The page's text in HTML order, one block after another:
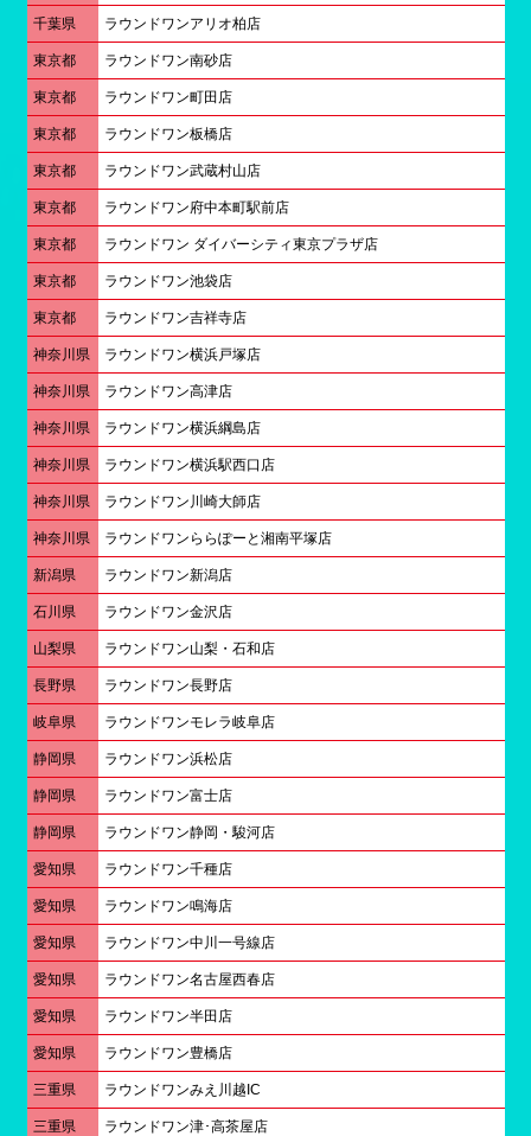
千葉県 ラウンドワンアリオ柏店
東京都 ラウンドワン南砂店
東京都 ラウンドワン町田店
東京都 ラウンドワン板橋店
東京都 ラウンドワン武蔵村山店
東京都 ラウンドワン府中本町駅前店
東京都 ラウンドワン ダイバーシティ東京プラザ店
東京都 ラウンドワン池袋店
東京都 ラウンドワン吉祥寺店
神奈川県 ラウンドワン横浜戸塚店
神奈川県 ラウンドワン高津店
神奈川県 ラウンドワン横浜綱島店
神奈川県 ラウンドワン横浜駅西口店
神奈川県 ラウンドワン川崎大師店
神奈川県 ラウンドワンららぽーと湘南平塚店
新潟県 ラウンドワン新潟店
石川県 ラウンドワン金沢店
山梨県 ラウンドワン山梨・石和店
長野県 ラウンドワン長野店
岐阜県 ラウンドワンモレラ岐阜店
静岡県 ラウンドワン浜松店
静岡県 ラウンドワン富士店
静岡県 ラウンドワン静岡・駿河店
愛知県 ラウンドワン千種店
愛知県 ラウンドワン鳴海店
愛知県 ラウンドワン中川一号線店
愛知県 ラウンドワン名古屋西春店
愛知県 ラウンドワン半田店
愛知県 ラウンドワン豊橋店
三重県 ラウンドワンみえ川越IC
三重県 ラウンドワン津･高茶屋店